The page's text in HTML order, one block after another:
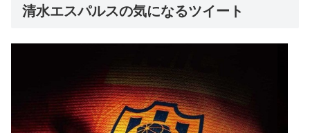
清水エスパルスの気になるツイート